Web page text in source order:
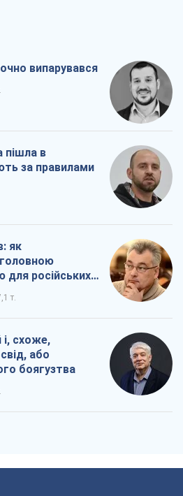
випарувався
пішла в
за правилами
як
для російських
т.
і, схоже,
або
боягузтва